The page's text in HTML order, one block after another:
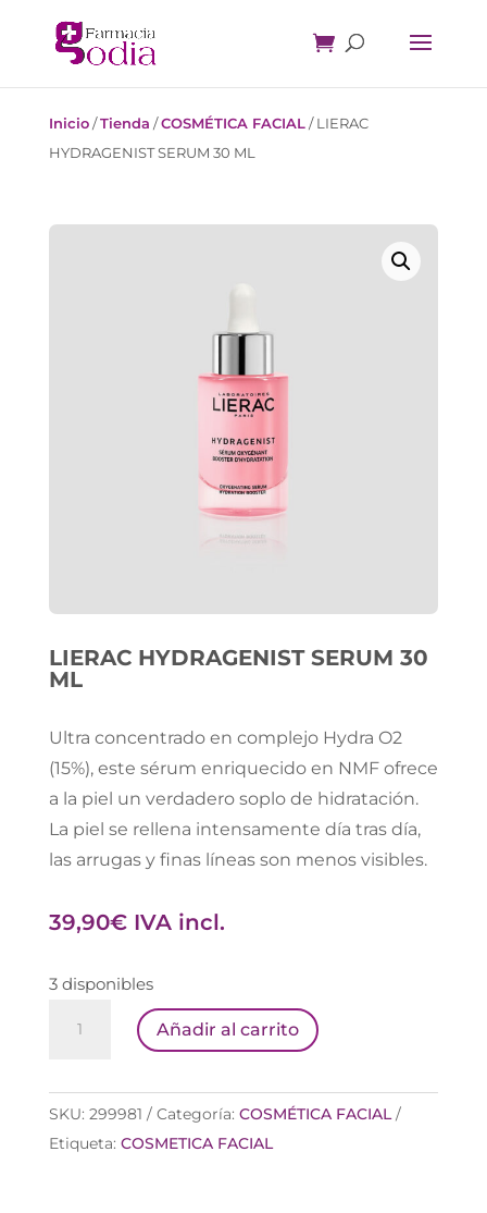
Inicio/Tienda /COSMÉTICA FACIAL/LIERAC
HYDRAGENIST SERUM 30 ML
LIERAC HYDRAGENIST SERUM 30
ML
Ultra concentrado en complejo Hydra O2
(15%), este sérum enriquecido en NMF ofrece
a la piel un verdadero soplo de hidratación.
La piel se rellena intensamente día tras día,
las arrugas y finas líneas son menos visibles.
39,90€ IVA incl.
3 disponibles
HYDRAGENIST
Añadir al carrito
SKU: 299981 Categoría: COSMÉTICA FACIAL
Etiqueta: COSMETICA FACIAL